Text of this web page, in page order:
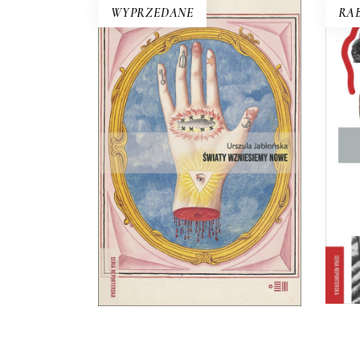
WYPRZEDANE
E-BOOK DO
KOSZYKA
ŚWIATY WZNIESIEMY
NOWE
Wprawdzie niektórzy mówią, że
świat taki, jaki znamy, dobiega
końca, ale jednak wciąż są ludzie,
którzy chcą wymyślać go na
nowo.
44.00zł 22.00zł